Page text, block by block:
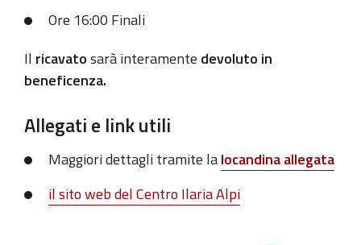
Ore 16:00 Finali
Il ricavatosarà interamente devoluto in
beneficenza.
Allegati e link utili
Maggiori dettagli tramite lalocandina allegata
il sito web del Centro Ilaria Alpi